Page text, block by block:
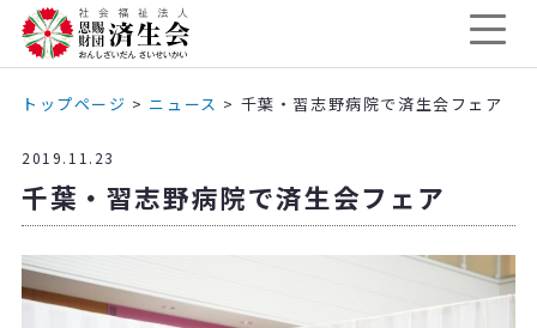
トップページ > ニュース > 千葉・習志野病院で済生会フェア
2019.11.23
千葉・習志野病院で済生会フェア